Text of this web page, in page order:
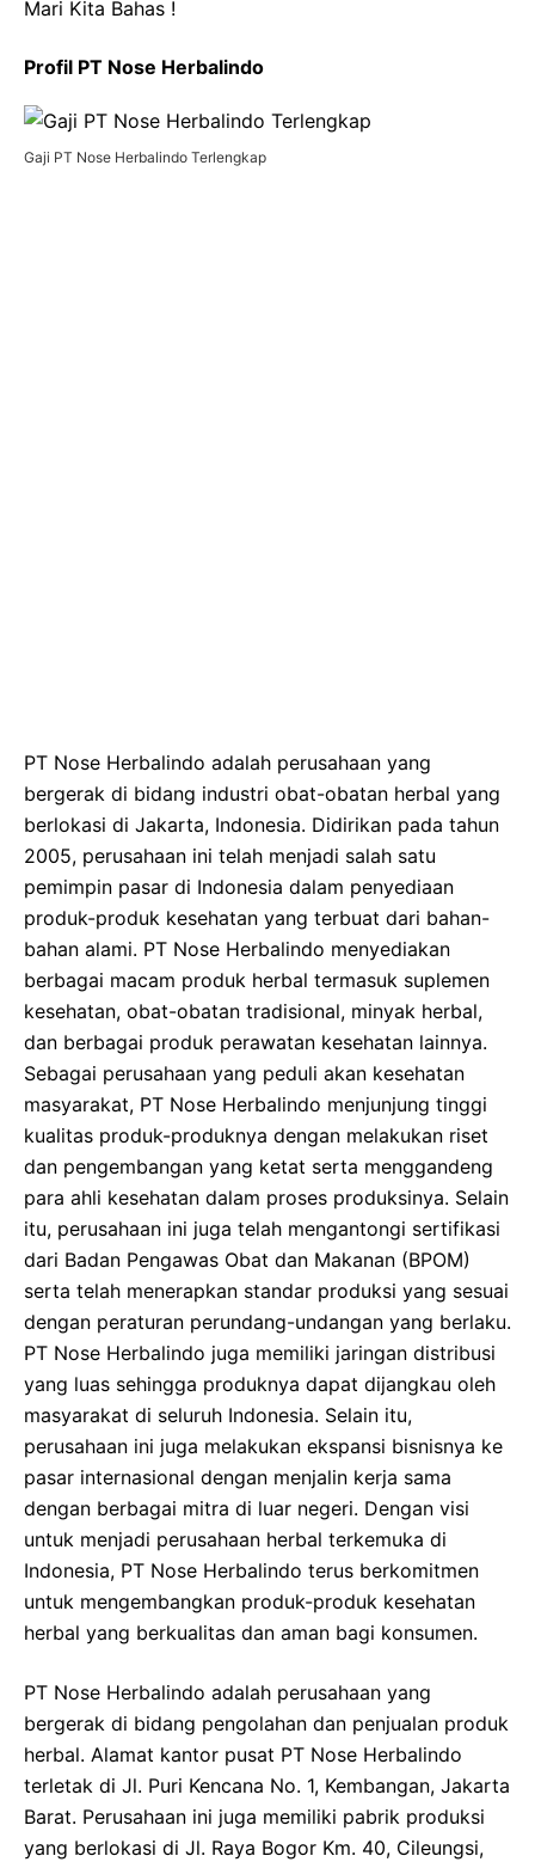
Mari Kita Bahas !
Profil PT Nose Herbalindo
Gaji PT Nose Herbalindo Terlengkap
PT Nose Herbalindo adalah perusahaan yang
bergerak di bidang industri obat-obatan herbal yang
berlokasi di Jakarta, Indonesia. Didirikan pada tahun
2005, perusahaan ini telah menjadi salah satu
pemimpin pasar di Indonesia dalam penyediaan
produk-produk kesehatan yang terbuat dari bahan-
bahan alami. PT Nose Herbalindo menyediakan
berbagai macam produk herbal termasuk suplemen
kesehatan, obat-obatan tradisional, minyak herbal,
dan berbagai produk perawatan kesehatan lainnya.
Sebagai perusahaan yang peduli akan kesehatan
masyarakat, PT Nose Herbalindo menjunjung tinggi
kualitas produk-produknya dengan melakukan riset
dan pengembangan yang ketat serta menggandeng
para ahli kesehatan dalam proses produksinya. Selain
itu, perusahaan ini juga telah mengantongi sertifikasi
dari Badan Pengawas Obat dan Makanan (BPOM)
serta telah menerapkan standar produksi yang sesuai
dengan peraturan perundang-undangan yang berlaku.
PT Nose Herbalindo juga memiliki jaringan distribusi
yang luas sehingga produknya dapat dijangkau oleh
masyarakat di seluruh Indonesia. Selain itu,
perusahaan ini juga melakukan ekspansi bisnisnya ke
pasar internasional dengan menjalin kerja sama
dengan berbagai mitra di luar negeri. Dengan visi
untuk menjadi perusahaan herbal terkemuka di
Indonesia, PT Nose Herbalindo terus berkomitmen
untuk mengembangkan produk-produk kesehatan
herbal yang berkualitas dan aman bagi konsumen.
PT Nose Herbalindo adalah perusahaan yang
bergerak di bidang pengolahan dan penjualan produk
herbal. Alamat kantor pusat PT Nose Herbalindo
terletak di Jl. Puri Kencana No. 1, Kembangan, Jakarta
Barat. Perusahaan ini juga memiliki pabrik produksi
yang berlokasi di Jl. Raya Bogor Km. 40, Cileungsi,